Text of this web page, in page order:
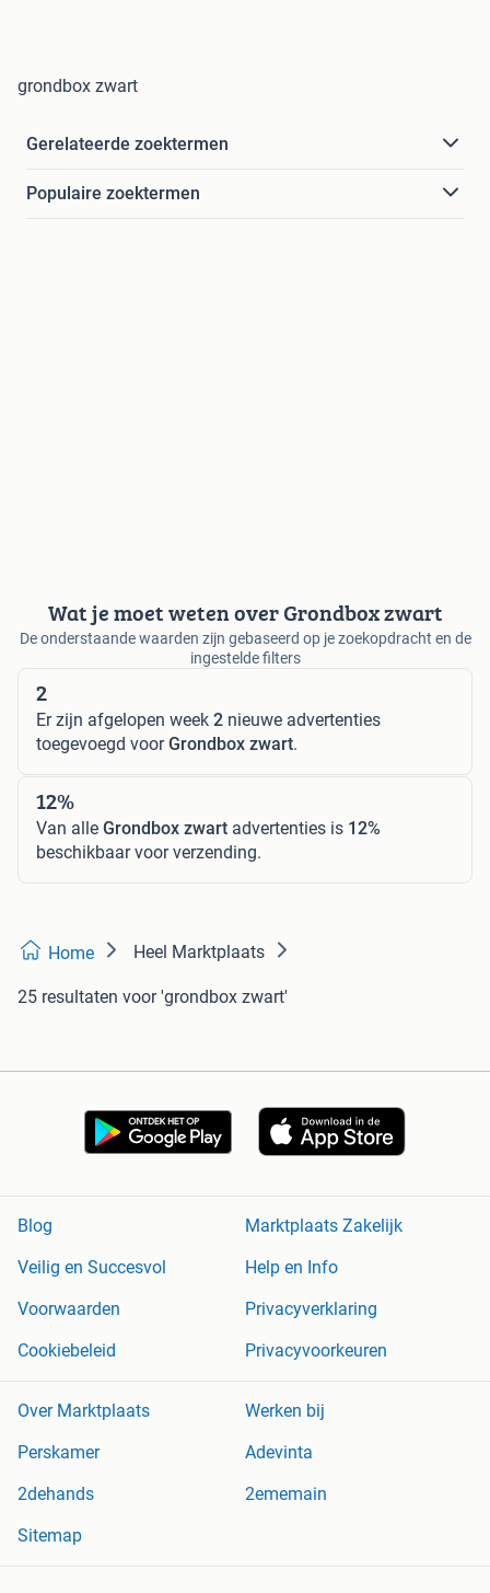
grondbox zwart
Gerelateerde zoektermen
Populaire zoektermen
Wat je moet weten over Grondbox zwart
De onderstaande waarden zijn gebaseerd op je zoekopdracht en de
ingestelde filters
2
Er zijn afgelopen week 2 nieuwe advertenties
toegevoegd voorGrondbox zwart.
12%
Van alle Grondbox zwart advertenties is 12%
beschikbaar voor verzending.
Home Heel Marktplaats
25 resultaten voor 'grondbox zwart'
Blog
Marktplaats Zakelijk
Veilig en Succesvol
Help en Info
Voorwaarden
Privacyverklaring
Cookiebeleid
Privacyvoorkeuren
Over Marktplaats
Werken bij
Perskamer
Adevinta
2dehands
2ememain
Sitemap